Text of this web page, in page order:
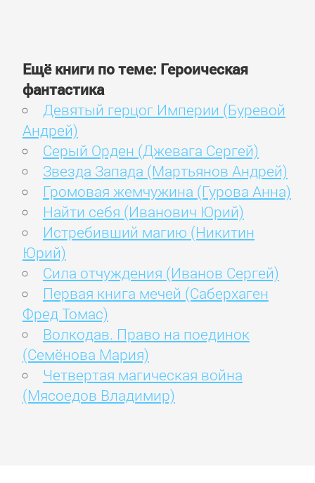
Ещё книги по теме: Героическая
фантастика
Девятый герцог Империи (Буревой
Андрей)
Серый Орден (Джевага Сергей)
Звезда Запада (Мартьянов Андрей)
Громовая жемчужина (Гурова Анна)
Найти себя (Иванович Юрий)
Истребивший магию (Никитин
Юрий)
Сила отчуждения (Иванов Сергей)
Первая книга мечей (Саберхаген
Фред Томас)
Волкодав. Право на поединок
(Семёнова Мария)
Четвертая магическая война
(Мясоедов Владимир)